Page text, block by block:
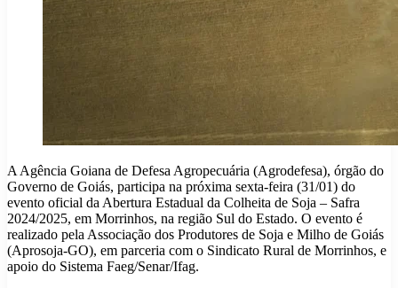
A Agência Goiana de Defesa Agropecuária (Agrodefesa), órgão do
Governo de Goiás, participa na próxima sexta-feira (31/01) do
evento oficial da Abertura Estadual da Colheita de Soja – Safra
2024/2025, em Morrinhos, na região Sul do Estado. O evento é
realizado pela Associação dos Produtores de Soja e Milho de Goiás
(Aprosoja-GO), em parceria com o Sindicato Rural de Morrinhos, e
apoio do Sistema Faeg/Senar/Ifag.